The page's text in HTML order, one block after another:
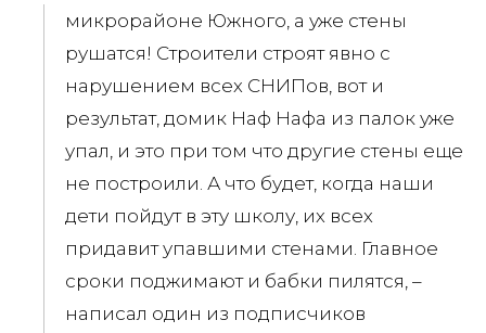
микрорайоне Южного, а уже стены
рушатся! Строители строят явно с
нарушением всех СНИПов, вот и
результат, домик Наф Нафа из палок уже
упал, и это при том что другие стены еще
не построили. А что будет, когда наши
дети пойдут в эту школу, их всех
придавит упавшими стенами. Главное
сроки поджимают и бабки пилятся, –
написал один из подписчиков